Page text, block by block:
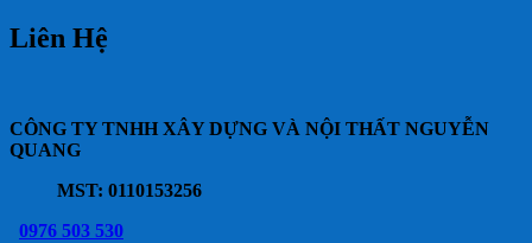
Liên Hệ
CÔNG TY TNHH XÂY DỰNG VÀ NỘI THẤT NGUYỄN
QUANG
MST: 0110153256
0976 503 530